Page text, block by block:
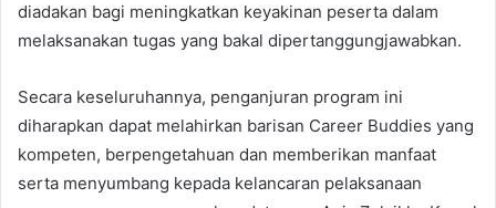
diadakan bagi meningkatkan keyakinan peserta dalam
melaksanakan tugas yang bakal dipertanggungjawabkan.
Secara keseluruhannya, penganjuran program ini
diharapkan dapat melahirkan barisan Career Buddies yang
kompeten, berpengetahuan dan memberikan manfaat
serta menyumbang kepada kelancaran pelaksanaan